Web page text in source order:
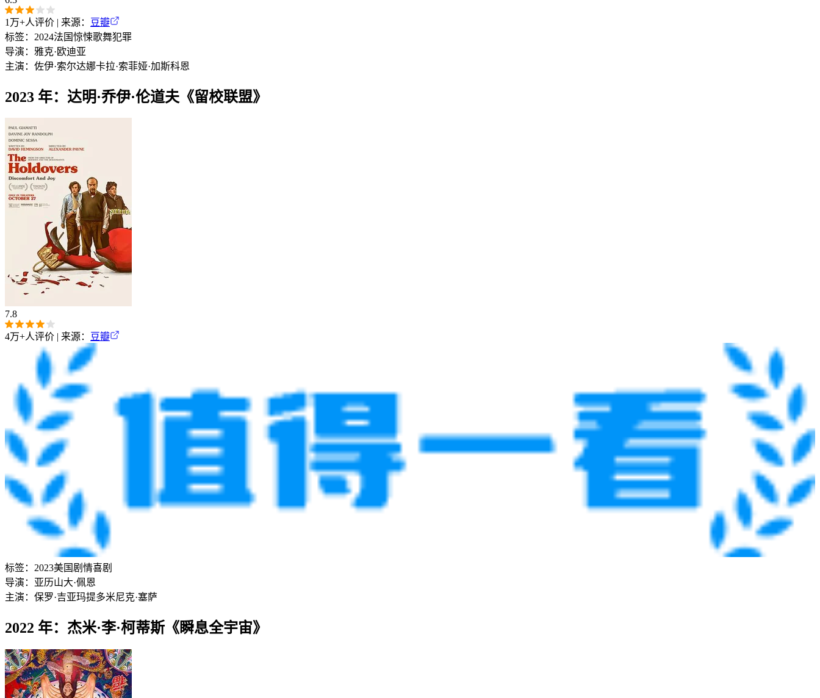
1万+人评价 | 来源：
豆瓣
标签： 2024法国惊悚歌舞犯罪
导演： 雅克·欧迪亚
主演： 佐伊·索尔达娜卡拉·索菲娅·加斯科恩
2023 年：达明·乔伊·伦道夫《留校联盟》
7.8
4万+人评价 | 来源： 豆瓣
标签： 2023美国 剧情喜剧
导演： 亚历山大·佩恩
主演： 保罗·吉亚玛提多米尼克·塞萨
2022 年：杰米·李·柯蒂斯《瞬息全宇宙》